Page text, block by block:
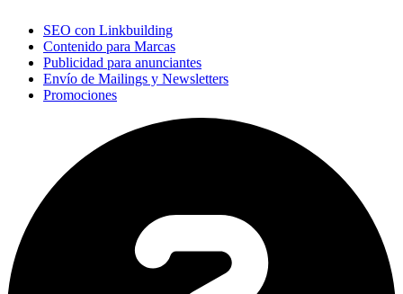
SEO con Linkbuilding
Contenido para Marcas
Publicidad para anunciantes
Envío de Mailings y Newsletters
Promociones